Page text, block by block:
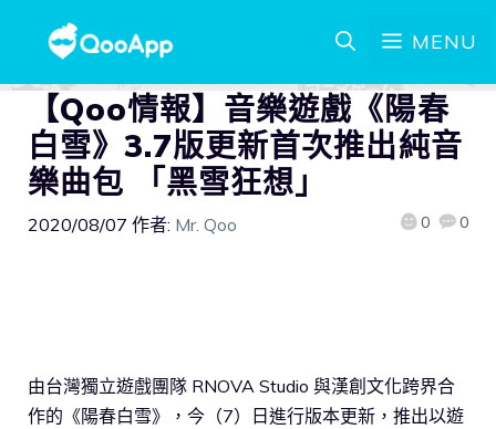
MENU
【Qoo情報】音樂遊戲《陽春
白雪》3.7版更新首次推出純音
樂曲包 「黑雪狂想」
2020/08/07 作者: Mr. Qoo 0 0
由台灣獨立遊戲團隊 RNOVA Studio 與漢創文化跨界合
作的《陽春白雪》，今（7）日進行版本更新，推出以遊